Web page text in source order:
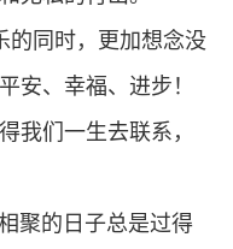
的同时，更加想念没
安、幸福、进步！
我们一生去联系，
聚的日子总是过得